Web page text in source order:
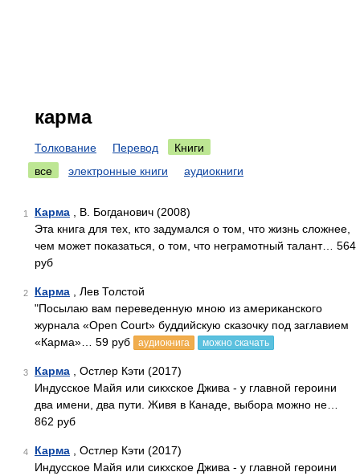
карма
Толкование Перевод
Книги
все
электронные книги аудиокниги
1 Карма , В. Богданович (2008)
Эта книга для тех, кто задумался о том, что жизнь сложнее,
чем может показаться, о том, что неграмотный талант… 564
руб
2 Карма , Лев Толстой
"Посылаю вам переведенную мною из американского
журнала «Open Court» буддийскую сказочку под заглавием
«Карма»… 59 руб
аудиокнига можно скачать
3 Карма , Остлер Кэти (2017)
Индусское Майя или сикхское Джива - у главной героини
два имени, два пути. Живя в Канаде, выбора можно не…
862 руб
4 Карма , Остлер Кэти (2017)
Индусское Майя или сикхское Джива - у главной героини